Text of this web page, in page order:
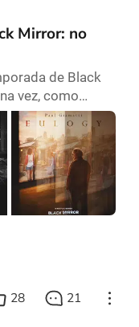
Mirror: no
de Black
vez, como
Pero esta vez
me dejó piel de
cambio, sentí
catártico. Sí,
en la
28 21